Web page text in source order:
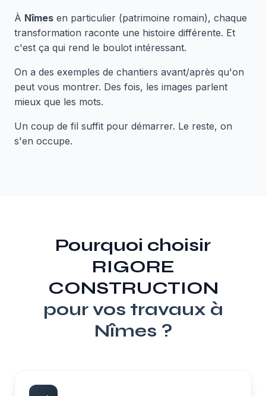
À Nîmes en particulier (patrimoine romain), chaque
transformation raconte une histoire différente. Et
c'est ça qui rend le boulot intéressant.
On a des exemples de chantiers avant/après qu'on
peut vous montrer. Des fois, les images parlent
mieux que les mots.
Un coup de fil suffit pour démarrer. Le reste, on
s'en occupe.
Pourquoi choisir
RIGORE
CONSTRUCTION
pour vos travaux à
Nîmes ?